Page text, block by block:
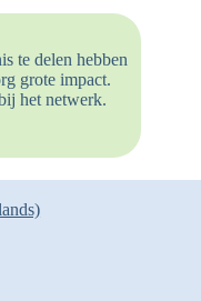
te delen hebben
grote impact.
het netwerk.